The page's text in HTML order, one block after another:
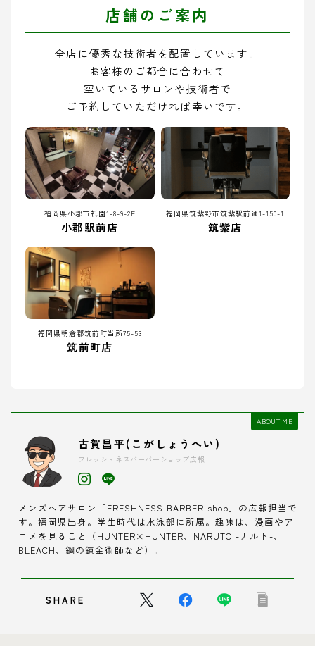
店舗のご案内
全店に優秀な技術者を配置しています。
お客様のご都合に合わせて
空いているサロンや技術者で
ご予約していただければ幸いです。
福岡県小郡市祇園1-8-9-2F
小郡駅前店
福岡県筑紫野市筑紫駅前通1-150-1
筑紫店
福岡県朝倉郡筑前町当所75-53
筑前町店
ABOUT ME
古賀昌平(こがしょうへい)
フレッシュネスバーバーショップ広報
メンズヘアサロン「FRESHNESS BARBER shop」の広報担当で
す。福岡県出身。学生時代は水泳部に所属。趣味は、漫画やア
ニメを見ること（HUNTER×HUNTER、NARUTO -ナルト-、
BLEACH、鋼の錬金術師など）。
SHARE